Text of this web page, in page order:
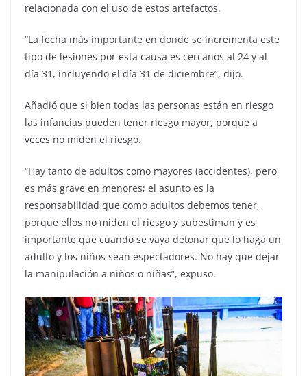
relacionada con el uso de estos artefactos.
“La fecha más importante en donde se incrementa este
tipo de lesiones por esta causa es cercanos al 24 y al
día 31, incluyendo el día 31 de diciembre”, dijo.
Añadió que si bien todas las personas están en riesgo
las infancias pueden tener riesgo mayor, porque a
veces no miden el riesgo.
“Hay tanto de adultos como mayores (accidentes), pero
es más grave en menores; el asunto es la
responsabilidad que como adultos debemos tener,
porque ellos no miden el riesgo y subestiman y es
importante que cuando se vaya detonar que lo haga un
adulto y los niños sean espectadores. No hay que dejar
la manipulación a niños o niñas”, expuso.